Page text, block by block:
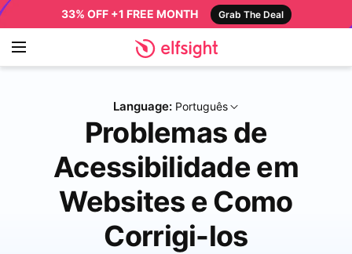
33% OFF +1 FREE MONTH Grab The Deal
Language: Português
Problemas de
Acessibilidade em
Websites e Como
Corrigi-los